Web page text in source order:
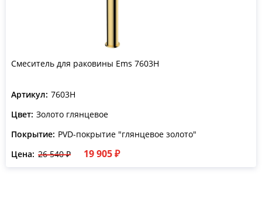
Смеситель для раковины Ems 7603H
Артикул: 7603H
Цвет: Золото глянцевое
Покрытие: PVD-покрытие "глянцевое золото"
Цена: 26 540 ₽ 19 905 ₽